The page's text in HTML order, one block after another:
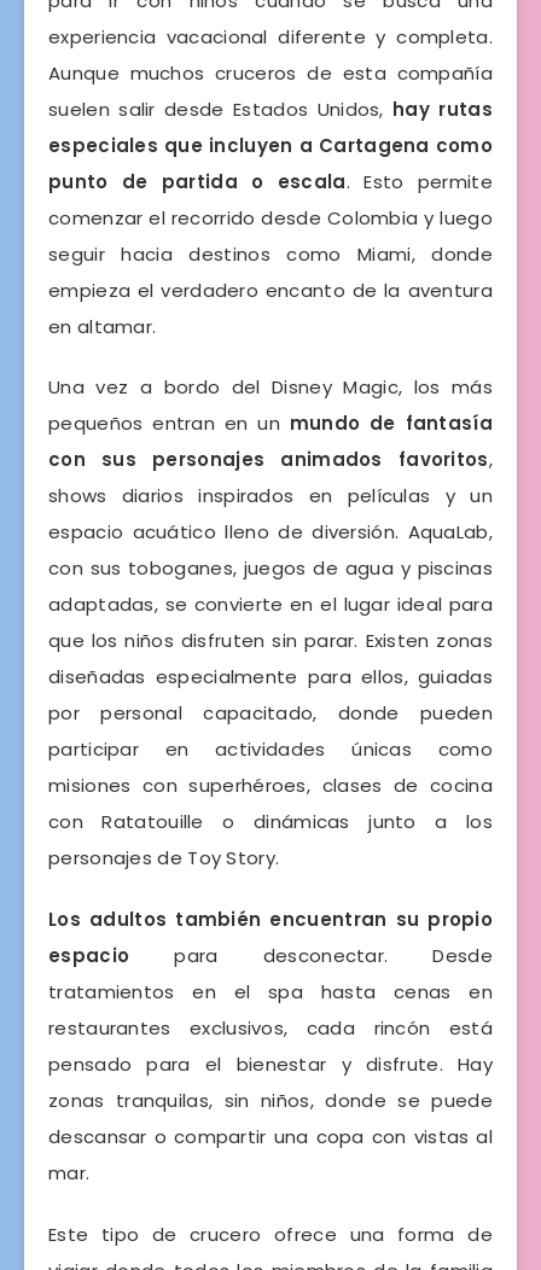
experiencia vacacional diferente y completa.
Aunque muchos cruceros de esta compañía
suelen salir desde Estados Unidos, hay rutas
especiales que incluyen a Cartagena como
punto de partida o escala. Esto permite
comenzar el recorrido desde Colombia y luego
seguir hacia destinos como Miami, donde
empieza el verdadero encanto de la aventura
en altamar.
Una vez a bordo del Disney Magic, los más
pequeños entran en un mundo de fantasía
con sus personajes animados favoritos,
shows diarios inspirados en películas y un
espacio acuático lleno de diversión. AquaLab,
con sus toboganes, juegos de agua y piscinas
adaptadas, se convierte en el lugar ideal para
que los niños disfruten sin parar. Existen zonas
diseñadas especialmente para ellos, guiadas
por personal capacitado, donde pueden
participar en actividades únicas como
misiones con superhéroes, clases de cocina
con Ratatouille o dinámicas junto a los
personajes de Toy Story.
Los adultos también encuentran su propio
espacio para desconectar. Desde
tratamientos en el spa hasta cenas en
restaurantes exclusivos, cada rincón está
pensado para el bienestar y disfrute. Hay
zonas tranquilas, sin niños, donde se puede
descansar o compartir una copa con vistas al
mar.
Este tipo de crucero ofrece una forma de